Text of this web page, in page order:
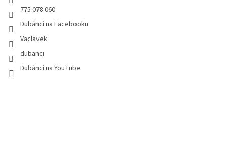
775 078 060
Dubánci na Facebooku
Vaclavek
dubanci
Dubánci na YouTube